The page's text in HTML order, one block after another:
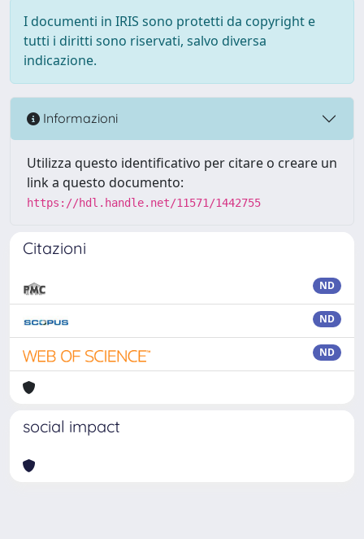
I documenti in IRIS sono protetti da copyright e
tutti i diritti sono riservati, salvo diversa
indicazione.
Informazioni
Utilizza questo identificativo per citare o creare un
link a questo documento:
https://hdl.handle.net/11571/1442755
Citazioni
ND
ND
ND
social impact